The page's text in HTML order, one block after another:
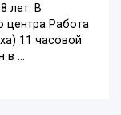
лет: В
центра Работа
11 часовой
в ...